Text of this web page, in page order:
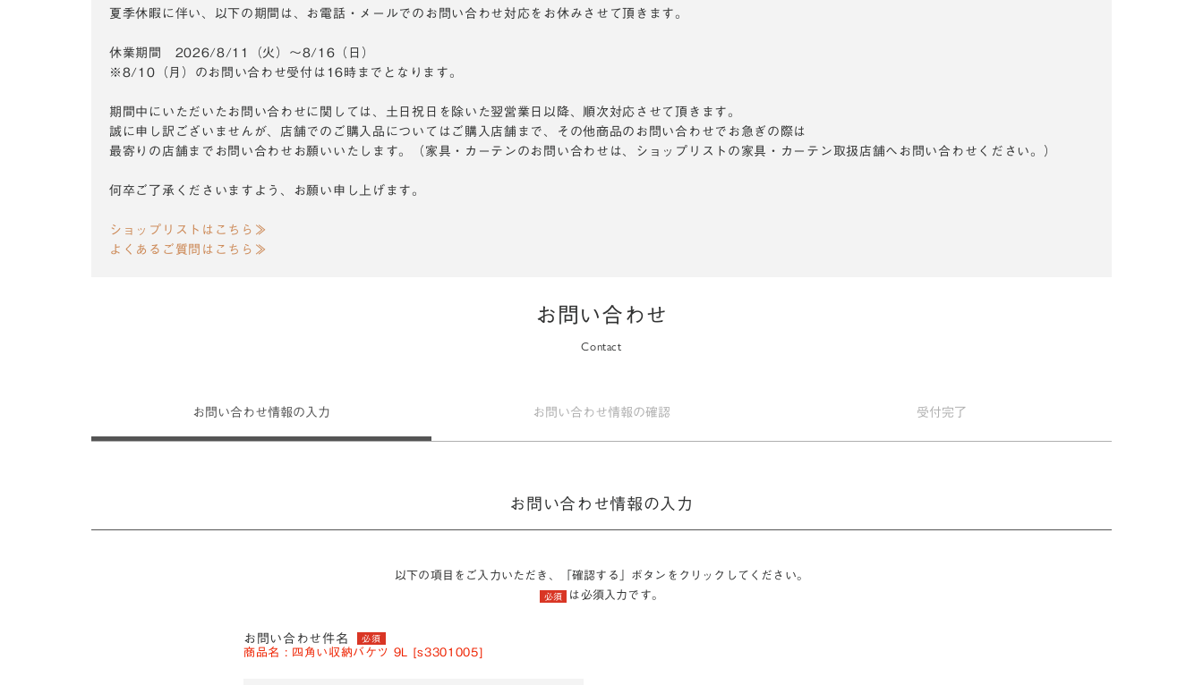
夏季休暇に伴い、以下の期間は、お電話・メールでのお問い合わせ対応をお休みさせて頂きます。
休業期間 2026/8/11（火）～8/16（日）
※8/10（月）のお問い合わせ受付は16時までとなります。
期間中にいただいたお問い合わせに関しては、土日祝日を除いた翌営業日以降、順次対応させて頂きます。
誠に申し訳ございませんが、店舗でのご購入品についてはご購入店舗まで、その他商品のお問い合わせでお急ぎの際は
最寄りの店舗までお問い合わせお願いいたします。（家具・カーテンのお問い合わせは、ショップリストの家具・カーテン取扱店舗へお問い合わせください。）
何卒ご了承くださいますよう、お願い申し上げます。
ショップリストはこちら≫
よくあるご質問はこちら≫
お問い合わせ
Contact
お問い合わせ情報の入力 お問い合わせ情報の確認 受付完了
お問い合わせ情報の入力
以下の項目をご入力いただき、「確認する」ボタンをクリックしてください。
必須 は必須入力です。
お問い合わせ件名 必須
商品名 : 四角い収納バケツ 9L [s3301005]